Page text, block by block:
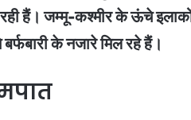
हैं। जम्मू-कश्मीर के ऊंचे इलाकों
के नजारे मिल रहे हैं।